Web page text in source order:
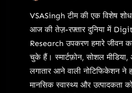
VSASingh टीम की एक विशेष शोध
आज की तेज़-रफ़्तार दुनिया में
Research उपकरण हमारे जीवन
चुके हैं। स्मार्टफ़ोन, सोशल
लगातार आने वाली नोटिफिकेशन ने
मानसिक स्वास्थ्य और उत्पादकता